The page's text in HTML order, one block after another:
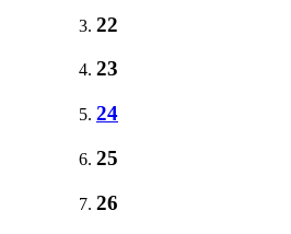
22
23
24
25
26